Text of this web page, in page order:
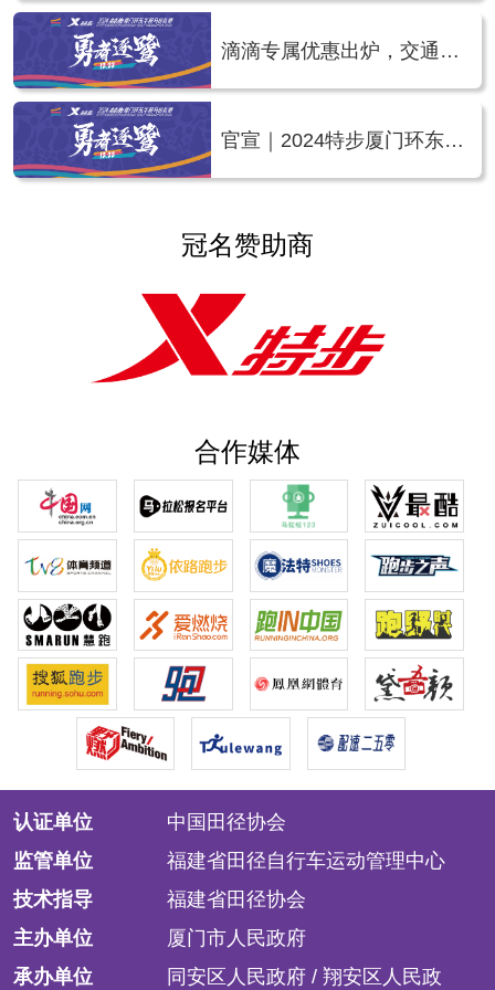
滴滴专属优惠出炉，交通接
驳方案公布 | 2024环东半马
官宣｜2024特步厦门环东半
程马拉松赛官方领跑员名单
冠名赞助商
合作媒体
认证单位
中国田径协会
监管单位
福建省田径自行车运动管理中心
技术指导
福建省田径协会
主办单位
厦门市人民政府
承办单位
同安区人民政府 / 翔安区人民政